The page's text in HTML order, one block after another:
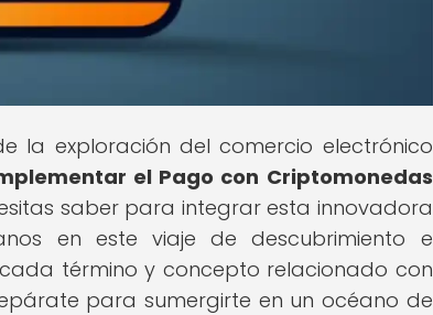
la exploración del comercio electrónico
el Pago con Criptomonedas
saber para integrar esta innovadora
en este viaje de descubrimiento e
término y concepto relacionado con
para sumergirte en un océano de